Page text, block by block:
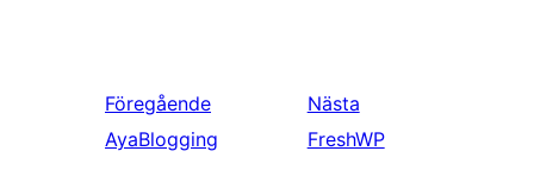
Föregående
AyaBlogging
Nästa
FreshWP